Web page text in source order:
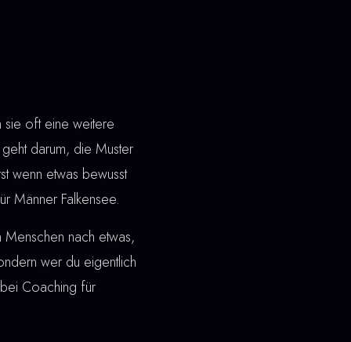
sie oft eine weitere
darum, die Muster
wenn etwas bewusst
Männer Falkensee.
nach etwas,
wer du eigentlich
Coaching für